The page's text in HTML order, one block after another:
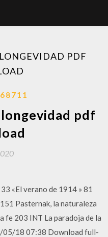
PDF
pdf
«El verano de 1914 » 81
Pasternak, la naturaleza
fe 203 INT La paradoja de la
05/18 07:38 Download full-